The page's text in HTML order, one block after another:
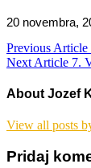
20 novembra,
Navigácia
v
článku
Previous Article
Next Article 7.
About Jozef
View all posts
Pridaj